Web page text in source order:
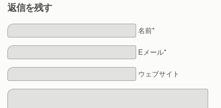
返信を残す
名前*
Eメール*
ウェブサイト